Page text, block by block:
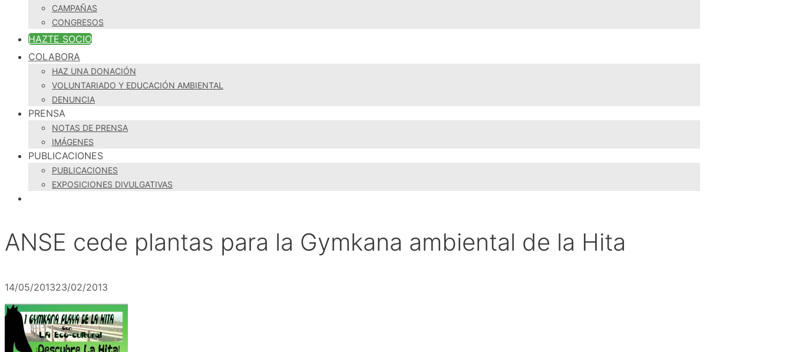
CAMPAÑAS
CONGRESOS
HAZTE SOCIO
COLABORA
HAZ UNA DONACIÓN
VOLUNTARIADO Y EDUCACIÓN AMBIENTAL
DENUNCIA
PRENSA
NOTAS DE PRENSA
IMÁGENES
PUBLICACIONES
PUBLICACIONES
EXPOSICIONES DIVULGATIVAS
ANSE cede plantas para la Gymkana ambiental de la Hita
14/05/201323/02/2013